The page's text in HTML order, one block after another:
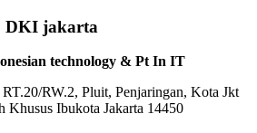
DKI jakarta
technology & Pt In IT
RW.2, Pluit, Penjaringan, Kota Jkt
Khusus Ibukota Jakarta 14450